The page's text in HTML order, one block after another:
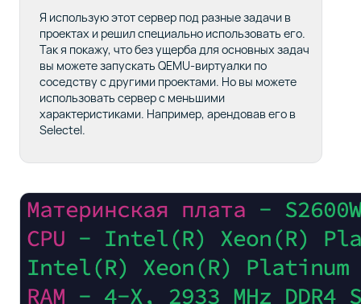
Я использую этот сервер под разные задачи в
проектах и решил специально использовать его.
Так я покажу, что без ущерба для основных задач
вы можете запускать QEMU-виртуалки по
соседству с другими проектами. Но вы можете
использовать сервер с меньшими
характеристиками. Например, арендовав его в
Selectel.